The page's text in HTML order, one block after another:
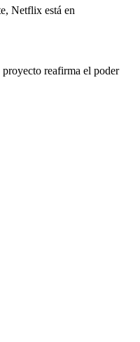
Netflix está en
reafirma el poder